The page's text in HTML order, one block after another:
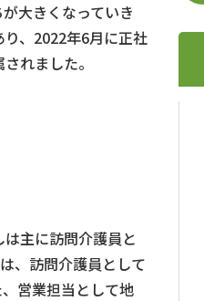
大きくなっていき
、2022年6月に正社
れました。
主に訪問介護員と
、訪問介護員として
営業担当として地